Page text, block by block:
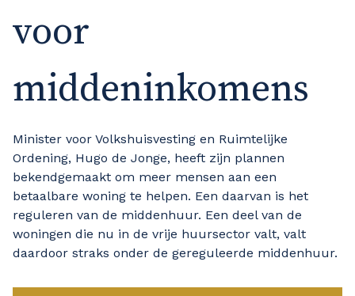
voor
middeninkomens
Minister voor Volkshuisvesting en Ruimtelijke
Ordening, Hugo de Jonge, heeft zijn plannen
bekendgemaakt om meer mensen aan een
betaalbare woning te helpen. Een daarvan is het
reguleren van de middenhuur. Een deel van de
woningen die nu in de vrije huursector valt, valt
daardoor straks onder de gereguleerde middenhuur.